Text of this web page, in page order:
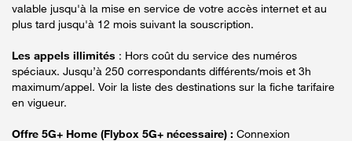
valable jusqu'à la mise en service de votre accès internet et au
plus tard jusqu'à 12 mois suivant la souscription.
Les appels illimités : Hors coût du service des numéros
spéciaux. Jusqu’à 250 correspondants différents/mois et 3h
maximum/appel. Voir la liste des destinations sur la fiche tarifaire
en vigueur.
Offre 5G+ Home (Flybox 5G+ nécessaire) : Connexion